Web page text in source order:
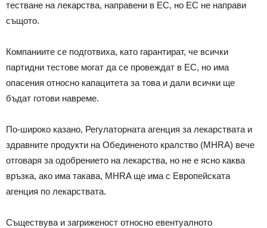
тестване на лекарства, направени в ЕС, но ЕС не направи
същото.
Компаниите се подготвиха, като гарантират, че всички
партидни тестове могат да се провеждат в ЕС, но има
опасения относно капацитета за това и дали всички ще
бъдат готови навреме.
По-широко казано, Регулаторната агенция за лекарствата и
здравните продукти на Обединеното кралство (MHRA) вече
отговаря за одобрението на лекарства, но не е ясно каква
връзка, ако има такава, MHRA ще има с Европейската
агенция по лекарствата.
Съществува и загриженост относно евентуалното